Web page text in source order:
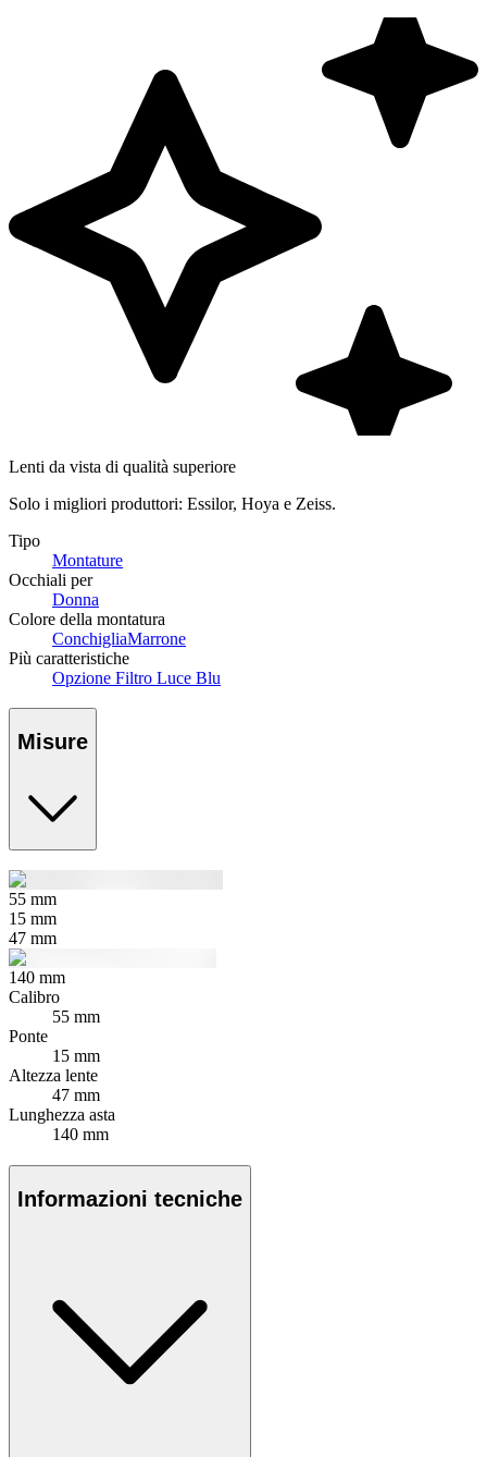
Lenti da vista di qualità superiore
Solo i migliori produttori: Essilor, Hoya e Zeiss.
Tipo
Montature
Occhiali per
Donna
Colore della montatura
ConchigliaMarrone
Più caratteristiche
Opzione Filtro Luce Blu
Misure
55 mm
15 mm
47 mm
140 mm
Calibro
55 mm
Ponte
15 mm
Altezza lente
47 mm
Lunghezza asta
140 mm
Informazioni tecniche